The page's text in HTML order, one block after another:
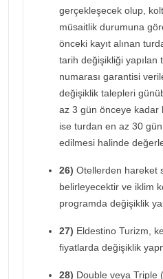
gerçekleşecek olup,
müsaitlik durumuna
önceki kayıt alınan
tarih değişikliği yapılan
numarası garantisi
değişiklik talepleri
az 3 gün önceye kadar
ise turdan en az 30
edilmesi halinde
26) Otellerden hareket
belirleyecektir ve iklim
programda değişiklik
27) Eldestino Turizm,
fiyatlarda değişiklik
28) Double veya Triple